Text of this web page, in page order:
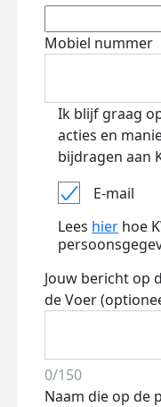
Mobiel nummer
Ik blijf graag
acties en
bijdragen aan
E-mail
Lees hier hoe
Jouw bericht op
de Voer
0/150
Naam die op de